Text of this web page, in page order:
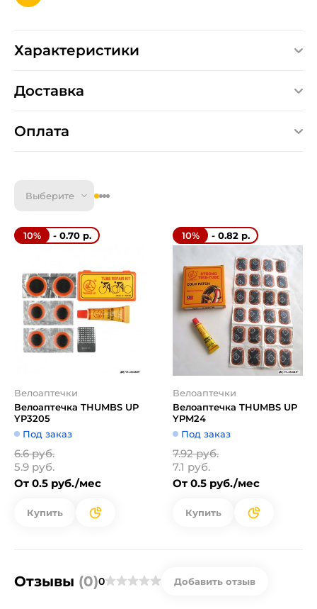
Характеристики
Доставка
Оплата
Выберите
10% - 0.70 р.
Велоаптечки
Велоаптечка THUMBS UP
YP3205
Под заказ
6.6 руб.
5.9 руб.
От 0.5 руб./мес
Купить
10% - 0.82 р.
Велоаптечки
Велоаптечка THUMBS UP
YPM24
Под заказ
7.92 руб.
7.1 руб.
От 0.5 руб./мес
Купить
Отзывы (0)0 Добавить отзыв